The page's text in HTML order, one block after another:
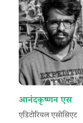
आनंदकृष्णन एस
एडिटोरियल एसोसिएट